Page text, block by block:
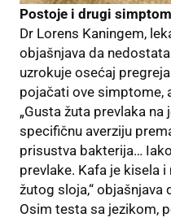
Postoje i drugi
Dr Lorens Kaningem,
objašnjava da
uzrokuje osećaj
pojačati ove simptome,
„Gusta žuta prevlaka
specifičnu averziju
prisustva bakterija…
prevlake. Kafa je kisela
žutog sloja,“ objašnjava
Osim testa sa jezikom,